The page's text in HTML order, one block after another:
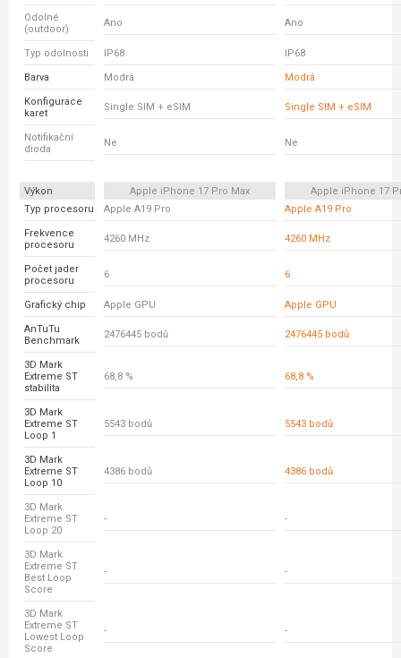
Odolné
(outdoor)
Ano Ano
Typ odolnosti IP68 IP68
Barva Modrá Modrá
Konfigurace
karet
Single SIM + eSIM Single SIM + eSIM
Notifikační
dioda
Ne Ne
Výkon Apple iPhone 17 Pro Max
Apple iPhone 17
Typ procesoru
Apple A19 Pro Apple A19 Pro
Frekvence
procesoru
4260 MHz 4260 MHz
Počet jader
procesoru
6 6
Grafický chip Apple GPU Apple GPU
AnTuTu
Benchmark
2476445 bodů 2476445 bodů
3D Mark
Extreme ST
stabilita
68,8 % 68,8 %
3D Mark
Extreme ST
Loop 1
5543 bodů 5543 bodů
3D Mark
Extreme ST
Loop 10
4386 bodů 4386 bodů
3D Mark
Extreme ST
Loop 20
- -
3D Mark
Extreme ST
Best Loop
Score
- -
3D Mark
Extreme ST
Lowest Loop
Score
- -